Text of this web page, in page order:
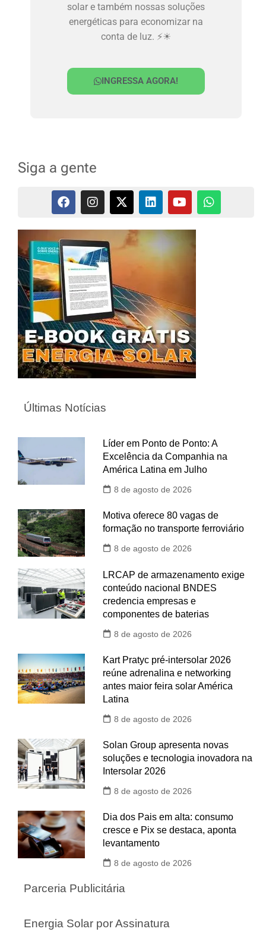
solar e também nossas soluções
energéticas para economizar na
conta de luz. ⚡☀
INGRESSA AGORA!
Siga a gente
Últimas Notícias
Líder em Ponto de Ponto: A
Excelência da Companhia na
América Latina em Julho
8 de agosto de 2026
Motiva oferece 80 vagas de
formação no transporte ferroviário
8 de agosto de 2026
LRCAP de armazenamento exige
conteúdo nacional BNDES
credencia empresas e
componentes de baterias
8 de agosto de 2026
Kart Pratyc pré-intersolar 2026
reúne adrenalina e networking
antes maior feira solar América
Latina
8 de agosto de 2026
Solan Group apresenta novas
soluções e tecnologia inovadora na
Intersolar 2026
8 de agosto de 2026
Dia dos Pais em alta: consumo
cresce e Pix se destaca, aponta
levantamento
8 de agosto de 2026
Parceria Publicitária
Energia Solar por Assinatura